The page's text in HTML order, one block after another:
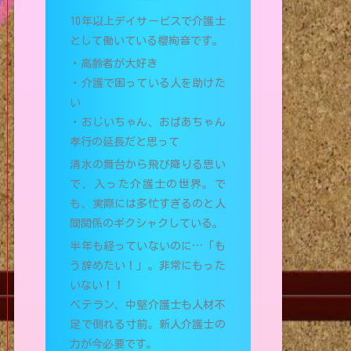
10年以上デイサービスで介護士
として働いている櫻絢音です。
・高齢者が大好き
・介護で困っている人を助けた
い
・おじいちゃん、おばあちゃん
孝行の延長だと思って
清水の舞台から飛び降りる思い
で、入った介護士の世界。で
も、実際には多忙すぎるのと人
間関係のギクシャクしている。
半年も経っていないのに…「も
う辞めたい！」。非常にもった
いない！！
ベテラン、中堅介護士も人材不
足で倒れる寸前。新人介護士の
力が今必要です。